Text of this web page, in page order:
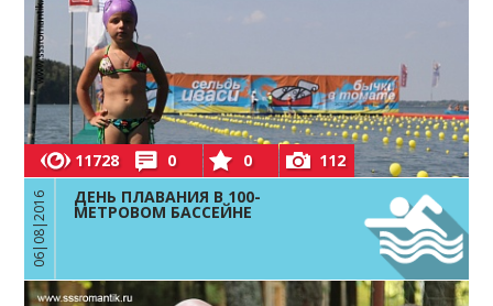
11728 0 0 112
06|08|2016 ДЕНЬ ПЛАВАНИЯ В 100-
МЕТРОВОМ БАССЕЙНЕ